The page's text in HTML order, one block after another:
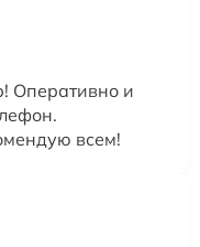
Оперативно и
всем!